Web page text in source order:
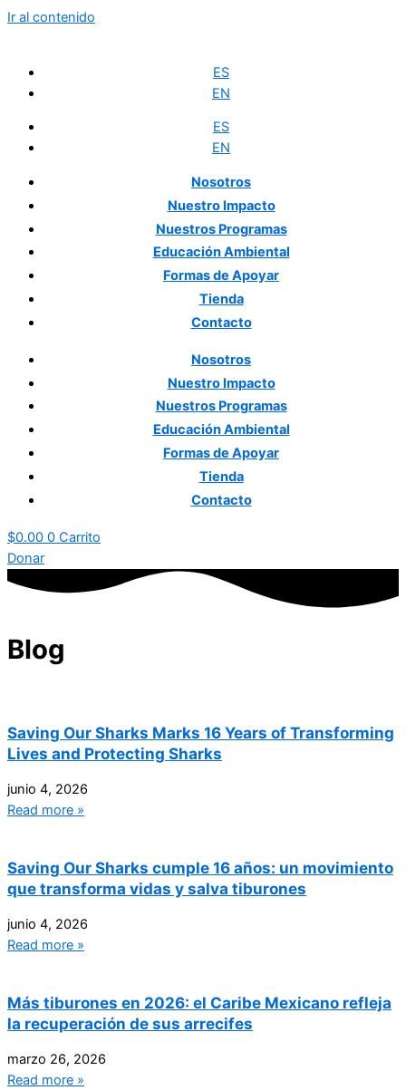
Ir al contenido
ES
EN
ES
EN
Nosotros
NuestroImpacto
NuestrosProgramas
EducaciónAmbiental
Formasde Apoyar
Tienda
Contacto
Nosotros
NuestroImpacto
NuestrosProgramas
EducaciónAmbiental
Formasde Apoyar
Tienda
Contacto
$0.00 0 Carrito
Donar
Blog
Saving Our Sharks Marks 16 Years of Transforming
Lives and Protecting Sharks
junio 4, 2026
Read more »
Saving Our Sharks cumple 16 años: un movimiento
que transforma vidas y salva tiburones
junio 4, 2026
Read more »
Más tiburones en 2026: el Caribe Mexicano refleja
la recuperación de sus arrecifes
marzo 26, 2026
Read more »